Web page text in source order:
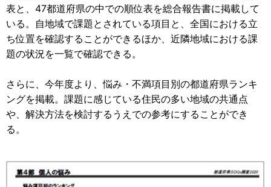
表と、47都道府県の中での順位表を総合報告書に掲載して
いる。自地域で課題とされている項目と、全国における立
ち位置を確認することができるほか、近隣地域における課
題の状況を一覧で確認できる。
さらに、今年度より、悩み・不満項目別の都道府県ランキ
ングを掲載。課題に感じている住民の多い地域の共通点
や、解決方法を検討するうえでの参考にすることができ
る。